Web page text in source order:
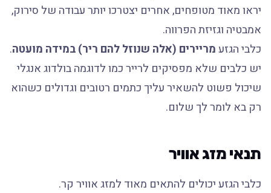
יראו מאוד מטופחים, אחרים יצטרכו יותר עבודה של סירוק,
אמבטיה וגזיזת הפרווה.
כלבי הגזעמריירים (אלה שנוזל להם ריר) במידה מועטה.
יש כלבים שלא מפסיקים לרייר כמו לדוגמה בולדוג אנגלי
שיכול פשוט להשאיר עליך כתמים רטובים וגדולים כשהוא
רק בא לומר לך שלום.
תנאי מזג אוויר
כלבי הגזע יכולים להתאים מאוד למזג אוויר קר.